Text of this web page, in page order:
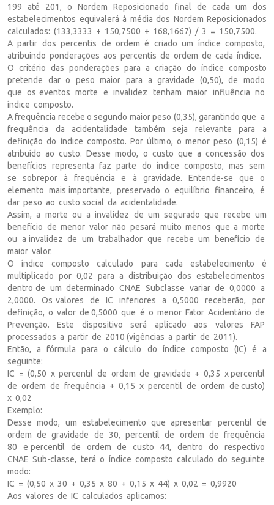
199 até 201, o Nordem Reposicionado final de cada um dos
estabelecimentos equivalerá à média dos Nordem Reposicionados
calculados: (133,3333 + 150,7500 + 168,1667) / 3 = 150,7500.
A partir dos percentis de ordem é criado um índice composto,
atribuindo ponderações aos percentis de ordem de cada índice.
O critério das ponderações para a criação do índice composto
pretende dar o peso maior para a gravidade (0,50), de modo
que os eventos morte e invalidez tenham maior influência no
índice composto.
A frequência recebe o segundo maior peso (0,35), garantindo que a
frequência da acidentalidade também seja relevante para a
definição do índice composto. Por último, o menor peso (0,15) é
atribuído ao custo. Desse modo, o custo que a concessão dos
benefícios representa faz parte do índice composto, mas sem
se sobrepor à frequência e à gravidade. Entende-se que o
elemento mais importante, preservado o equilíbrio financeiro, é
dar peso ao custo social da acidentalidade.
Assim, a morte ou a invalidez de um segurado que recebe um
benefício de menor valor não pesará muito menos que a morte
ou a invalidez de um trabalhador que recebe um benefício de
maior valor.
O índice composto calculado para cada estabelecimento é
multiplicado por 0,02 para a distribuição dos estabelecimentos
dentro de um determinado CNAE Subclasse variar de 0,0000 a
2,0000. Os valores de IC inferiores a 0,5000 receberão, por
definição, o valor de 0,5000 que é o menor Fator Acidentário de
Prevenção. Este dispositivo será aplicado aos valores FAP
processados a partir de 2010 (vigências a partir de 2011).
Então, a fórmula para o cálculo do índice composto (IC) é a
seguinte:
IC = (0,50 x percentil de ordem de gravidade + 0,35 x percentil
de ordem de frequência + 0,15 x percentil de ordem de custo)
x 0,02
Exemplo:
Desse modo, um estabelecimento que apresentar percentil de
ordem de gravidade de 30, percentil de ordem de frequência
80 e percentil de ordem de custo 44, dentro do respectivo
CNAE Sub-classe, terá o índice composto calculado do seguinte
modo:
IC = (0,50 x 30 + 0,35 x 80 + 0,15 x 44) x 0,02 = 0,9920
Aos valores de IC calculados aplicamos: